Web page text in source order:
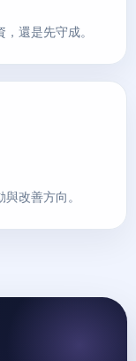
還是先守成。
改善方向。